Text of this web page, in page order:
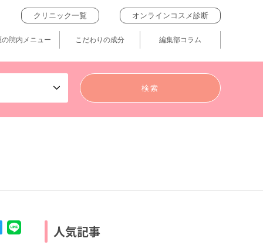
クリニック一覧 オンラインコスメ診断
の院内メニュー こだわりの成分 編集部コラム
人気記事